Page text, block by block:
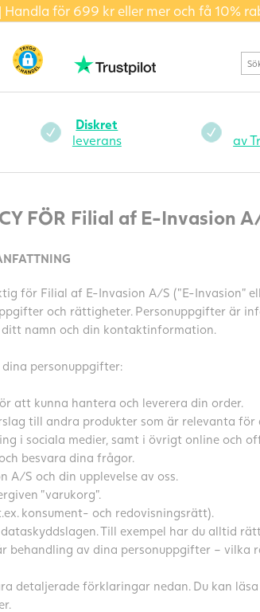
för 699 kr eller mer och få 10%
Diskret
leverans
av
FÖR Filial af E-Invasion
för Filial af E-Invasion A/S (”E-Invasion”
och rättigheter. Personuppgifter är
namn och din kontaktinformation.
personuppgifter:
att kunna hantera och leverera din order.
till andra produkter som är relevanta för
i sociala medier, samt i övrigt online och
besvara dina frågor.
A/S och din upplevelse av oss.
”varukorg”.
konsument- och redovisningsrätt).
Till exempel har du alltid
behandling av dina personuppgifter – vilka
detaljerade förklaringar nedan. Du kan